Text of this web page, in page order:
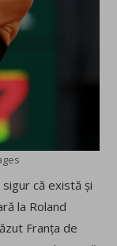
că există și
la Roland
Franța de